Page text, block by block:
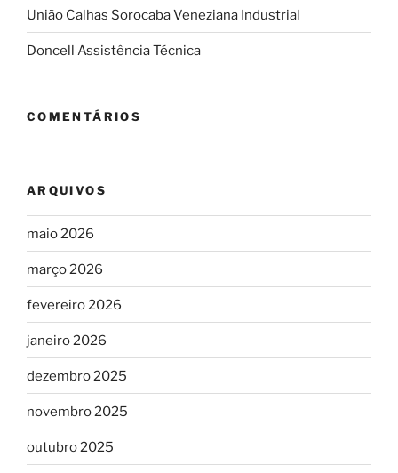
União Calhas Sorocaba Veneziana Industrial
Doncell Assistência Técnica
COMENTÁRIOS
ARQUIVOS
maio 2026
março 2026
fevereiro 2026
janeiro 2026
dezembro 2025
novembro 2025
outubro 2025